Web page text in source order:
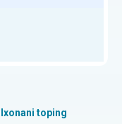
markazi
yaxshi ayollar
toping